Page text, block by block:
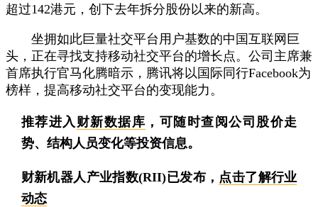
超过142港元，创下去年拆分股份以来的新高。
坐拥如此巨量社交平台用户基数的中国互联网巨
头，正在寻找支持移动社交平台的增长点。公司主席兼
首席执行官马化腾暗示，腾讯将以国际同行Facebook为
榜样，提高移动社交平台的变现能力。
推荐进入 财新数据库 ，可随时查阅公司股价走
势、结构人员变化等投资信息。
财新机器人产业指数(RII)已发布， 点击了解行业
动态